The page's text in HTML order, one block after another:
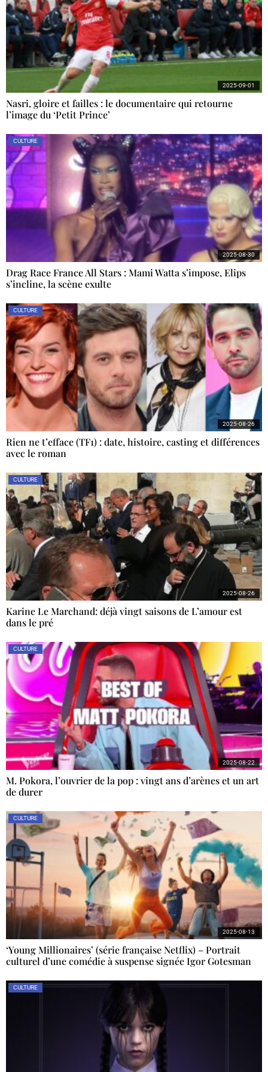
Nasri, gloire et failles : le documentaire qui retourne
l’image du ‘Petit Prince’
2025-09-01
CULTURE
Drag Race France All Stars : Mami Watta s’impose, Elips
s’incline, la scène exulte
2025-08-30
CULTURE
Rien ne t’efface (TF1) : date, histoire, casting et différences
avec le roman
2025-08-26
CULTURE
Karine Le Marchand: déjà vingt saisons de L’amour est
dans le pré
2025-08-26
CULTURE
M. Pokora, l’ouvrier de la pop : vingt ans d’arènes et un art
de durer
2025-08-22
CULTURE
‘Young Millionaires’ (série française Netflix) – Portrait
culturel d’une comédie à suspense signée Igor Gotesman
2025-08-13
CULTURE